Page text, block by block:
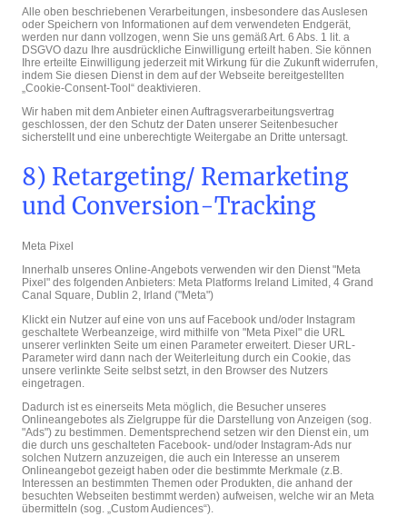
Alle oben beschriebenen Verarbeitungen, insbesondere das Auslesen
oder Speichern von Informationen auf dem verwendeten Endgerät,
werden nur dann vollzogen, wenn Sie uns gemäß Art. 6 Abs. 1 lit. a
DSGVO dazu Ihre ausdrückliche Einwilligung erteilt haben. Sie können
Ihre erteilte Einwilligung jederzeit mit Wirkung für die Zukunft widerrufen,
indem Sie diesen Dienst in dem auf der Webseite bereitgestellten
„Cookie-Consent-Tool“ deaktivieren.
Wir haben mit dem Anbieter einen Auftragsverarbeitungsvertrag
geschlossen, der den Schutz der Daten unserer Seitenbesucher
sicherstellt und eine unberechtigte Weitergabe an Dritte untersagt.
8) Retargeting/ Remarketing
und Conversion-Tracking
Meta Pixel
Innerhalb unseres Online-Angebots verwenden wir den Dienst "Meta
Pixel" des folgenden Anbieters: Meta Platforms Ireland Limited, 4 Grand
Canal Square, Dublin 2, Irland ("Meta")
Klickt ein Nutzer auf eine von uns auf Facebook und/oder Instagram
geschaltete Werbeanzeige, wird mithilfe von "Meta Pixel" die URL
unserer verlinkten Seite um einen Parameter erweitert. Dieser URL-
Parameter wird dann nach der Weiterleitung durch ein Cookie, das
unsere verlinkte Seite selbst setzt, in den Browser des Nutzers
eingetragen.
Dadurch ist es einerseits Meta möglich, die Besucher unseres
Onlineangebotes als Zielgruppe für die Darstellung von Anzeigen (sog.
"Ads") zu bestimmen. Dementsprechend setzen wir den Dienst ein, um
die durch uns geschalteten Facebook- und/oder Instagram-Ads nur
solchen Nutzern anzuzeigen, die auch ein Interesse an unserem
Onlineangebot gezeigt haben oder die bestimmte Merkmale (z.B.
Interessen an bestimmten Themen oder Produkten, die anhand der
besuchten Webseiten bestimmt werden) aufweisen, welche wir an Meta
übermitteln (sog. „Custom Audiences“).